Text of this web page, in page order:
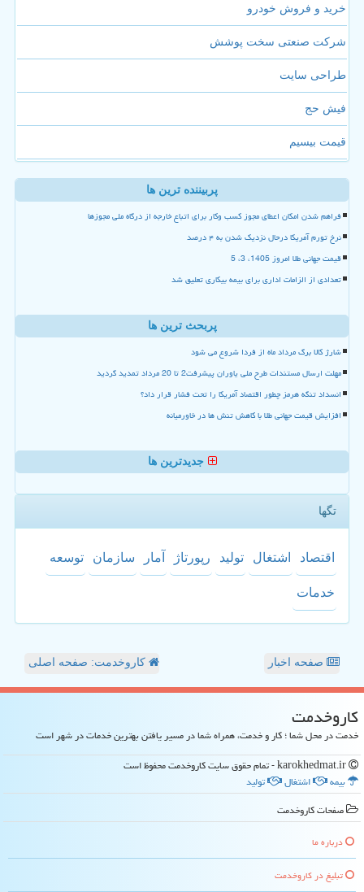
خرید و فروش خودرو
شرکت صنعتی سخت پوشش
طراحی سایت
فیش حج
قیمت بیسیم
پربیننده ترین ها
فراهم شدن امکان اعطای مجوز کسب وکار برای اتباع خارجه از درگاه ملی مجوزها
نرخ تورم آمریکا درحال نزدیک شدن به ۴ درصد
قیمت جهانی طلا امروز 1405، 3، 5
تعدادی از الزامات اداری برای بیمه بیکاری تعلیق شد
پربحث ترین ها
شارژ کالا برگ مرداد ماه از فردا شروع می شود
مهلت ارسال مستندات طرح ملی یاوران پیشرفت2 تا 20 مرداد تمدید گردید
انسداد تنگه هرمز چطور اقتصاد آمریکا را تحت فشار قرار داد؟
افزایش قیمت جهانی طلا با کاهش تنش ها در خاورمیانه
جدیدترین ها
تگها
اقتصاد اشتغال تولید رپورتاژ آمار سازمان توسعه
خدمات
صفحه اخبار کاروخدمت: صفحه اصلی
كاروخدمت
خدمت در محل شما ؛ کار و خدمت، همراه شما در مسیر یافتن بهترین خدمات در شهر است
بیمه
اشتغال
تولید
صفحات كاروخدمت
درباره ما
تبلیغ در كاروخدمت